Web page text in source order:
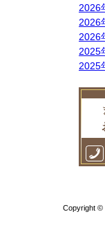
2026
2026
2026
2025
2025
2025
2025
2025
2025
2025
Copyright ©